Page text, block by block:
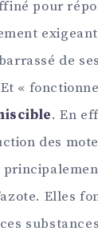
pour
de
«
. En
des
Elles